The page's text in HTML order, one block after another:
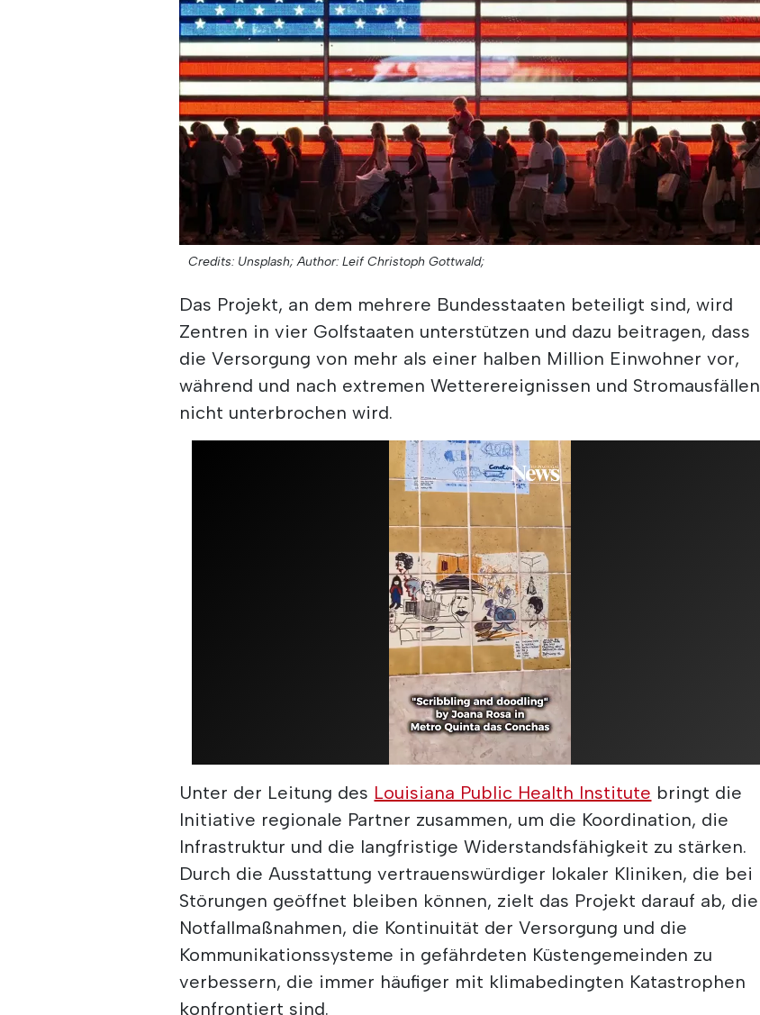
Credits: Unsplash; Author: Leif Christoph Gottwald;
Das Projekt, an dem mehrere Bundesstaaten beteiligt sind, wird
Zentren in vier Golfstaaten unterstützen und dazu beitragen, dass
die Versorgung von mehr als einer halben Million Einwohner vor,
während und nach extremen Wetterereignissen und Stromausfällen
nicht unterbrochen wird.
Unter der Leitung des Louisiana Public Health Institute bringt die
Initiative regionale Partner zusammen, um die Koordination, die
Infrastruktur und die langfristige Widerstandsfähigkeit zu stärken.
Durch die Ausstattung vertrauenswürdiger lokaler Kliniken, die bei
Störungen geöffnet bleiben können, zielt das Projekt darauf ab, die
Notfallmaßnahmen, die Kontinuität der Versorgung und die
Kommunikationssysteme in gefährdeten Küstengemeinden zu
verbessern, die immer häufiger mit klimabedingten Katastrophen
konfrontiert sind.